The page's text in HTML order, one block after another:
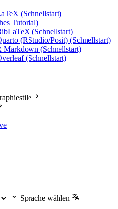
(Schnellstart)
Tutorial)
(Schnellstart)
(RStudio/Posit) (Schnellstart)
Markdown (Schnellstart)
(Schnellstart)
Sprache wählen